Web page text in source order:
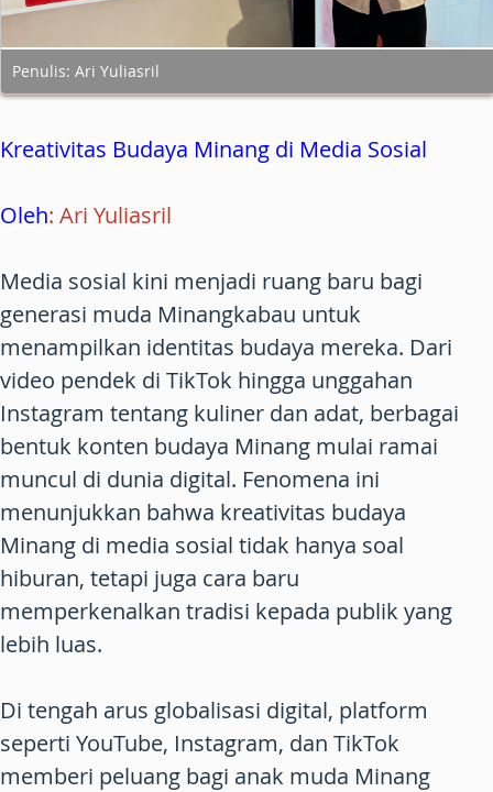
Penulis: Ari Yuliasril
Kreativitas Budaya Minang di Media Sosial
Oleh: Ari Yuliasril
Media sosial kini menjadi ruang baru bagi
generasi muda Minangkabau untuk
menampilkan identitas budaya mereka. Dari
video pendek di TikTok hingga unggahan
Instagram tentang kuliner dan adat, berbagai
bentuk konten budaya Minang mulai ramai
muncul di dunia digital. Fenomena ini
menunjukkan bahwa kreativitas budaya
Minang di media sosial tidak hanya soal
hiburan, tetapi juga cara baru
memperkenalkan tradisi kepada publik yang
lebih luas.
Di tengah arus globalisasi digital, platform
seperti YouTube, Instagram, dan TikTok
memberi peluang bagi anak muda Minang